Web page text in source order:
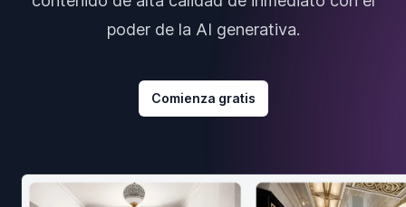
poder de la AI generativa.
Comienza gratis